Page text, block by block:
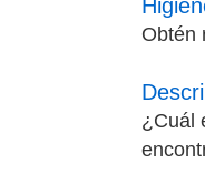
Obtén
¿Cuál